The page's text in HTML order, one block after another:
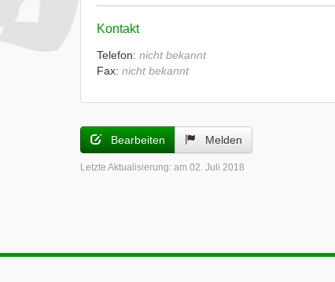
Kontakt
Telefon: nicht bekannt
Fax: nicht bekannt
Bearbeiten Melden
Letzte Aktualisierung: am 02. Juli 2018